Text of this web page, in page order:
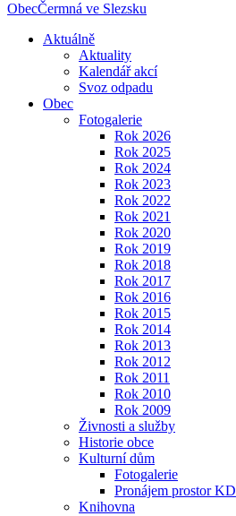
ObecČermná ve Slezsku
Aktuálně
Aktuality
Kalendář akcí
Svoz odpadu
Obec
Fotogalerie
Rok 2026
Rok 2025
Rok 2024
Rok 2023
Rok 2022
Rok 2021
Rok 2020
Rok 2019
Rok 2018
Rok 2017
Rok 2016
Rok 2015
Rok 2014
Rok 2013
Rok 2012
Rok 2011
Rok 2010
Rok 2009
Živnosti a služby
Historie obce
Kulturní dům
Fotogalerie
Pronájem prostor KD
Knihovna